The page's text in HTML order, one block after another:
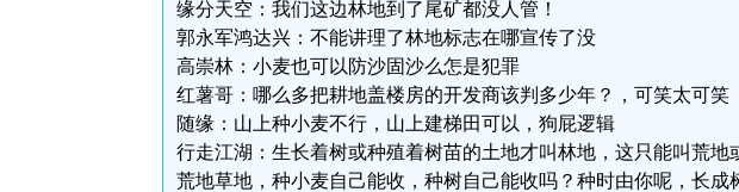
缘分天空：我们这边林地到了尾矿都没人管！
郭永军鸿达兴：不能讲理了林地标志在哪宣传了没
高崇林：小麦也可以防沙固沙么怎是犯罪
红薯哥：哪么多把耕地盖楼房的开发商该判多少年？，可笑太可笑
随缘：山上种小麦不行，山上建梯田可以，狗屁逻辑
行走江湖：生长着树或种殖着树苗的土地才叫林地，这只能叫荒地
荒地草地，种小麦自己能收，种树自己能收吗？种时由你呢，长成